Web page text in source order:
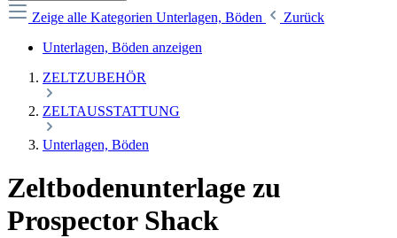
Zeige alle Kategorien Unterlagen, Böden
Zurück
Unterlagen, Böden anzeigen
ZELTZUBEHÖR
ZELTAUSSTATTUNG
Unterlagen, Böden
Zeltbodenunterlage zu
Prospector Shack